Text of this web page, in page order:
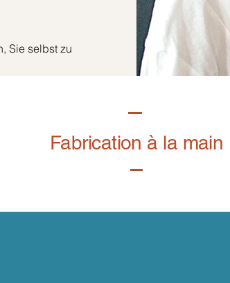
Sie selbst zu
Fabrication à la main